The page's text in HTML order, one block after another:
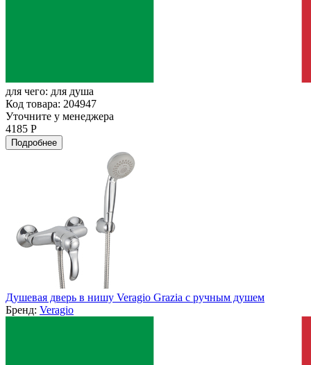
для чего: для душа
Код товара: 204947
Уточните у менеджера
4185 Р
Подробнее
Душевая дверь в нишу Veragio Grazia с ручным душем
Бренд: Veragio